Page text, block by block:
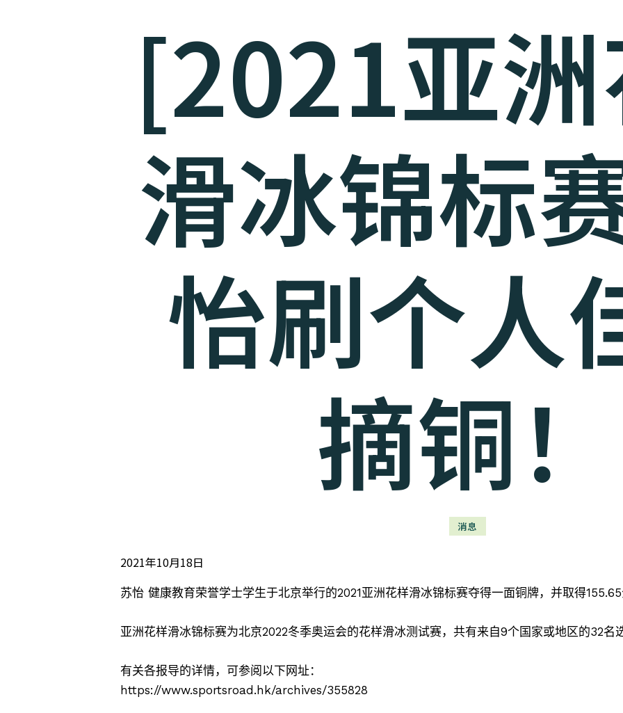
[2021亚
滑冰锦标
怡刷个人
摘铜！
消息
2021年10月18日
苏怡 健康教育荣誉学士学生于北京举行的2021亚洲花样滑冰锦标赛夺得一面铜牌，并取得
亚洲花样滑冰锦标赛为北京2022冬季奥运会的花样滑冰测试赛，共有来自9个国家或地区的32名
有关各报导的详情，可参阅以下网址：
https://www.sportsroad.hk/archives/355828